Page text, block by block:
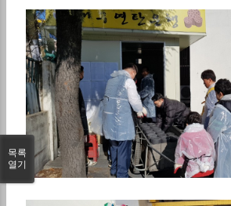
목록
열기